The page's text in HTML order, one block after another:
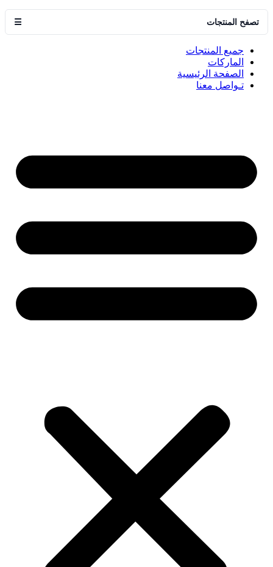
تصفح المنتجات ☰
جميع المنتجات
الماركات
الصفحة الرئيسية
تـواصل معنا